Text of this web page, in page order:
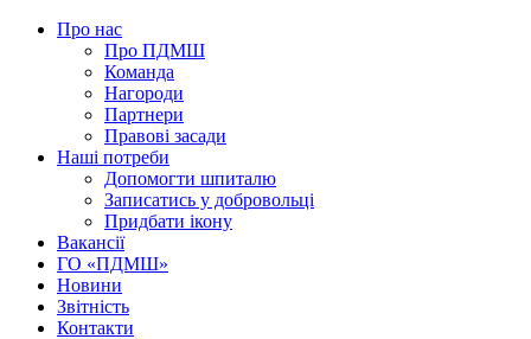
Про нас
Про ПДМШ
Команда
Нагороди
Партнери
Правові засади
Наші потреби
Допомогти шпиталю
Записатись у добровольці
Придбати ікону
Вакансії
ГО «ПДМШ»
Новини
Звітність
Контакти